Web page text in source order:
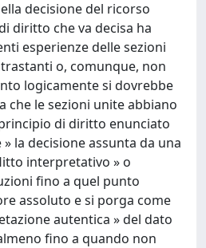
decisione del ricorso
diritto che va decisa ha
esperienze delle sezioni
o, comunque, non
logicamente si dovrebbe
che le sezioni unite abbiano
di diritto enunciato
la decisione assunta da una
interpretativo » o
fino a quel punto
assoluto e si porga come
autentica » del dato
fino a quando non